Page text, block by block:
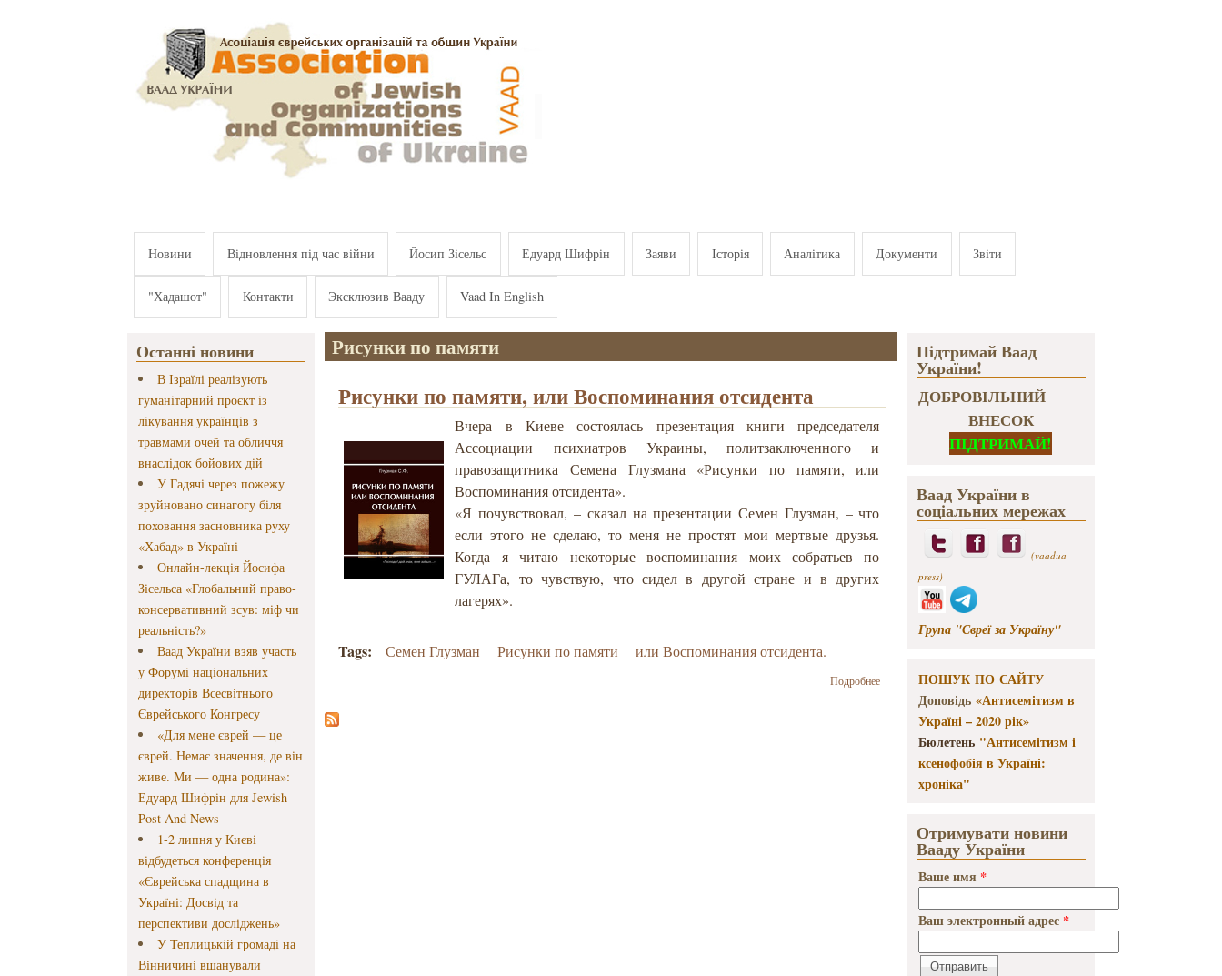
Новини Відновлення під час війни Йосип Зісельс Едуард Шифрін Заяви Історія Аналітика Документи Звіти
"Хадашот" Контакти Эксклюзив Вааду Vaad In English
Останні новини
В Ізраїлі реалізують
гуманітарний проєкт із
лікування українців з
травмами очей та обличчя
внаслідок бойових дій
У Гадячі через пожежу
зруйновано синагогу біля
поховання засновника руху
«Хабад» в Україні
Онлайн-лекція Йосифа
Зісельса «Глобальний право-
консервативний зсув: міф чи
реальність?»
Ваад України взяв участь
у Форумі національних
директорів Всесвітнього
Єврейського Конгресу
«Для мене єврей — це
єврей. Немає значення, де він
живе. Ми — одна родина»:
Едуард Шифрін для Jewish
Post And News
1-2 липня у Києві
відбудеться конференція
«Єврейська спадщина в
Україні: Досвід та
перспективи досліджень»
У Теплицькій громаді на
Вінничині вшанували
Рисунки по памяти
Рисунки по памяти, или Воспоминания отсидента
Вчера в Киеве состоялась презентация книги председателя
Ассоциации психиатров Украины, политзаключенного и
правозащитника Семена Глузмана «Рисунки по памяти, или
Воспоминания отсидента».
«Я почувствовал, – сказал на презентации Семен Глузман, – что
если этого не сделаю, то меня не простят мои мертвые друзья.
Когда я читаю некоторые воспоминания моих собратьев по
ГУЛАГа, то чувствую, что сидел в другой стране и в других
лагерях».
Tags: Семен Глузман Рисунки по памяти или Воспоминания отсидента.
Подробнеео Рисунки по
памяти, или
Воспоминания
отсидента
Підтримай Ваад
України!
ДОБРОВІЛЬНИЙ
ВНЕСОК
ПІДТРИМАЙ!
Ваад України в
соціальних мережах
(vaadua
press)
Група "Євреї за Україну"
ПОШУК ПО САЙТУ
Доповідь «Антисемітизм в
Україні – 2020 рік»
Бюлетень "Антисемітизм і
ксенофобія в Україні:
хроніка"
Отримувати новини
Вааду України
Ваше имя *
Ваш электронный адрес *